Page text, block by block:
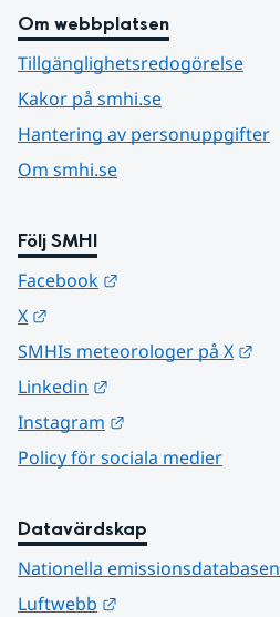
Om webbplatsen
Tillgänglighetsredogörelse
Kakor på smhi.se
Hantering av personuppgifter
Om smhi.se
Följ SMHI
Facebook
X
SMHIs meteorologer på X
Linkedin
Instagram
Policy för sociala medier
Datavärdskap
Nationella emissionsdatabasen
Luftwebb